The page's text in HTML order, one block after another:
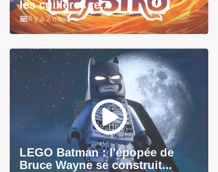
les cuillères re...
Il y a 2 mois
LEGO Batman : l'épopée de
Bruce Wayne se construit...